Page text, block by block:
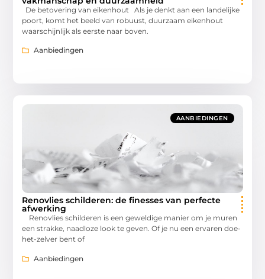
De betovering van eikenhout Als je denkt aan een landelijke
poort, komt het beeld van robuust, duurzaam eikenhout
waarschijnlijk als eerste naar boven.
Aanbiedingen
AANBIEDINGEN
Renovlies schilderen: de finesses van perfecte
afwerking
Renovlies schilderen is een geweldige manier om je muren
een strakke, naadloze look te geven. Of je nu een ervaren doe-
het-zelver bent of
Aanbiedingen